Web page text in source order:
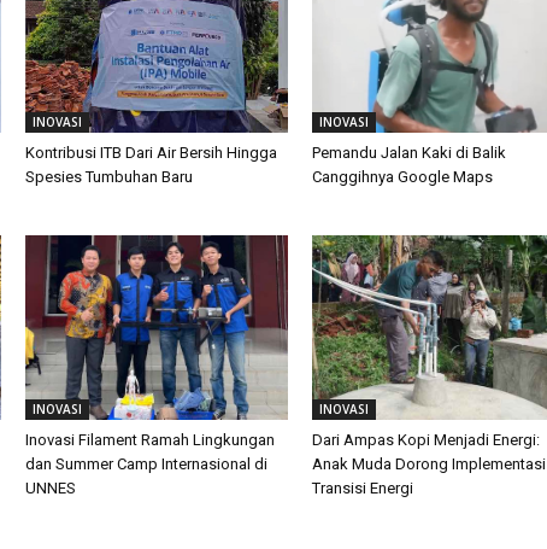
INOVASI
Kontribusi ITB Dari Air Bersih Hingga
Spesies Tumbuhan Baru
INOVASI
Pemandu Jalan Kaki di Balik
Canggihnya Google Maps
INOVASI
Inovasi Filament Ramah Lingkungan
dan Summer Camp Internasional di
UNNES
INOVASI
Dari Ampas Kopi Menjadi Energi:
Anak Muda Dorong Implementasi
Transisi Energi